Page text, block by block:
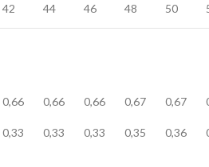
42 44 46 48 50
0,66
0,33
0,66
0,33
0,66
0,33
0,67
0,35
0,67
0,36